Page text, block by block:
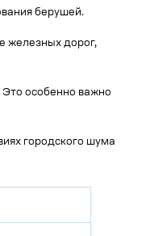
берушей.
железных дорог,
Это особенно важно
городского шума